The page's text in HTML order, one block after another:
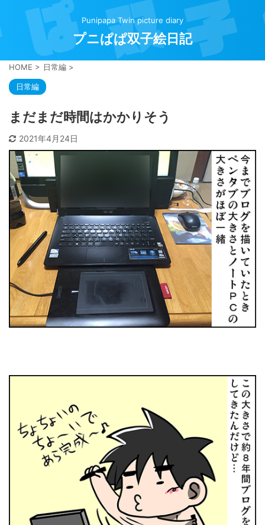
Punipapa Twin picture diary
プニぱぱ双子絵日記
HOME > 日常編 >
日常編
まだまだ時間はかかりそう
2021年4月24日